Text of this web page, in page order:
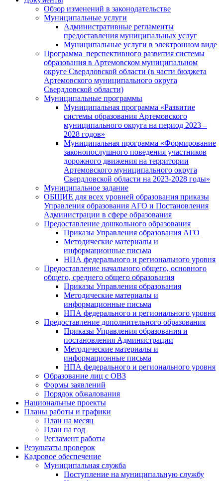
Обзор изменений в законодательстве
Муниципальные услуги
Административные регламенты
предоставления муниципальных услуг
Муниципальные услуги в электронном виде
Программа перспективного развития системы
образования в Артемовском муниципальном
округе Свердловской области (в части бюджета
Артемовского муниципального округа
Свердловской области)
Муниципальные программы
Муниципальная программа «Развитие
системы образования Артемовского
муниципального округа на период 2023 –
2028 годов»
Муниципальная программа «Формирование
законопослушного поведения участников
дорожного движения на территории
Артемовского муниципального округа
Свердловской области на 2023-2028 годы»
Муниципальное задание
ОБЩИЕ для всех уровней образования приказы
Управления образования АГО и Постановления
Администрации в сфере образования
Предоставление дошкольного образования
Приказы Управления образования АГО
Методические материалы и
информационные письма
НПА федерального и регионального уровня
Предоставление начального общего, основного
общего, среднего общего образования
Приказы Управления образования
Методические материалы и
информационные письма
НПА федерального и регионального уровня
Предоставление дополнительного образования
Приказы Управления образования и
постановления Администрации
Методические материалы и
информационные письма
НПА федерального и регионального уровня
Образование лиц с ОВЗ
Формы заявлений
Порядок обжалования
Национальные проекты
Планы работы и графики
План на месяц
План на год
Регламент работы
Результаты проверок
Кадровое обеспечение
Муниципальная служба
Поступление на муниципальную службу